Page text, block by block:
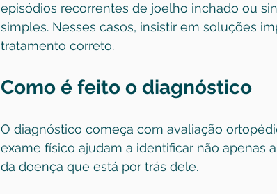
episódios recorrentes de joelho inchado ou
simples. Nesses casos, insistir em soluções
tratamento correto.
Como é feito o diagnóstico
O diagnóstico começa com avaliação
exame físico ajudam a identificar não apenas
da doença que está por trás dele.